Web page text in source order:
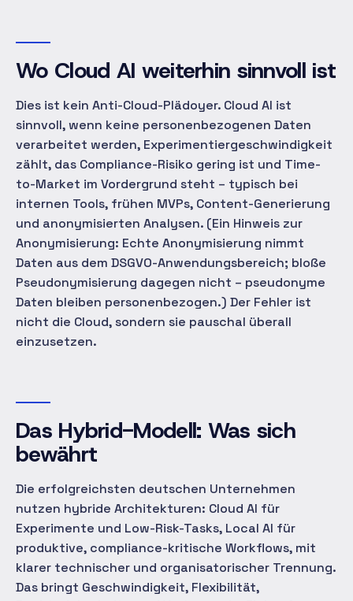
Wo Cloud AI weiterhin sinnvoll ist
Dies ist kein Anti-Cloud-Plädoyer. Cloud AI ist
sinnvoll, wenn keine personenbezogenen Daten
verarbeitet werden, Experimentiergeschwindigkeit
zählt, das Compliance-Risiko gering ist und Time-
to-Market im Vordergrund steht – typisch bei
internen Tools, frühen MVPs, Content-Generierung
und anonymisierten Analysen. (Ein Hinweis zur
Anonymisierung: Echte Anonymisierung nimmt
Daten aus dem DSGVO-Anwendungsbereich; bloße
Pseudonymisierung dagegen nicht – pseudonyme
Daten bleiben personenbezogen.) Der Fehler ist
nicht die Cloud, sondern sie pauschal überall
einzusetzen.
Das Hybrid-Modell: Was sich
bewährt
Die erfolgreichsten deutschen Unternehmen
nutzen hybride Architekturen: Cloud AI für
Experimente und Low-Risk-Tasks, Local AI für
produktive, compliance-kritische Workflows, mit
klarer technischer und organisatorischer Trennung.
Das bringt Geschwindigkeit, Flexibilität,